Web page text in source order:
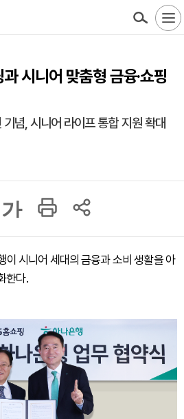
시니어 맞춤형 금융·쇼핑
기념, 시니어 라이프 통합 지원 확대
가
시니어 세대의 금융과 소비 생활을 아
한다.